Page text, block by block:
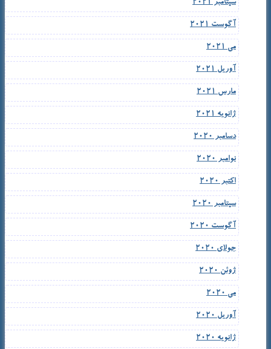
سپتامبر 2021
آگوست 2021
می 2021
آوریل 2021
مارس 2021
ژانویه 2021
دسامبر 2020
نوامبر 2020
اکتبر 2020
سپتامبر 2020
آگوست 2020
جولای 2020
ژوئن 2020
می 2020
آوریل 2020
ژانویه 2020